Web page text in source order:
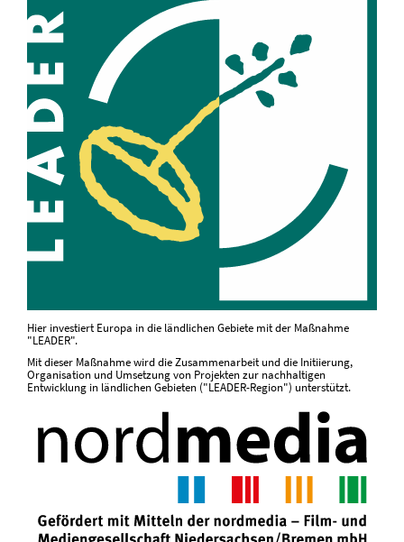
Hier investiert Europa in die ländlichen Gebiete mit der Maßnahme
"LEADER".
Mit dieser Maßnahme wird die Zusammenarbeit und die Initiierung,
Organisation und Umsetzung von Projekten zur nachhaltigen
Entwicklung in ländlichen Gebieten ("LEADER-Region") unterstützt.